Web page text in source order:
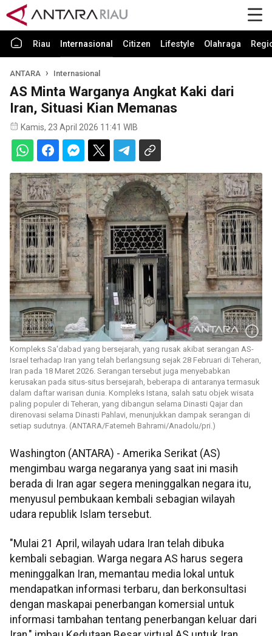
Riau Internasional Citizen Lifestyle Olahraga
ANTARA Internasional
AS Minta Warganya Angkat Kaki dari
Iran, Situasi Kian Memanas
Kamis, 23 April 2026 11:41 WIB
Kompleks Sa'dabad yang bersejarah, yang rusak akibat serangan AS-
Israel terhadap Iran yang telah berlangsung sejak 28 Februari di Teheran,
Iran pada 18 Maret 2026. Serangan tersebut juga menyebabkan
kerusakan pada situs-situs bersejarah, beberapa di antaranya termasuk
dalam daftar warisan dunia. Kompleks Istana, salah satu objek wisata
paling populer di Teheran, yang dibangun selama Dinasti Qajar dan
direnovasi selama Dinasti Pahlavi, menunjukkan dampak serangan di
setiap sudutnya. (ANTARA/Fatemeh Bahrami/Anadolu/pri.)
Washington (ANTARA) - Amerika Serikat (AS)
mengimbau warga negaranya yang saat ini masih
berada di Iran agar segera meninggalkan negara itu,
menyusul pembukaan kembali sebagian wilayah
udara republik Islam tersebut.
"Mulai 21 April, wilayah udara Iran telah dibuka
kembali sebagian. Warga negara AS harus segera
meninggalkan Iran, memantau media lokal untuk
mendapatkan informasi terbaru, dan berkonsultasi
dengan maskapai penerbangan komersial untuk
informasi tambahan tentang penerbangan keluar dari